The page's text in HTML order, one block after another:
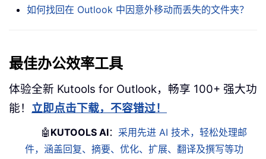
如何找回在 Outlook 中因意外移动而丢失的文件夹？
最佳办公效率工具
体验全新 Kutools for Outlook，畅享 100+ 强大功
能！ 立即点击下载，不容错过！
🤖 KUTOOLS AI： 采用先进 AI 技术，轻松处理邮
件，涵盖回复、摘要、优化、扩展、翻译及撰写等功